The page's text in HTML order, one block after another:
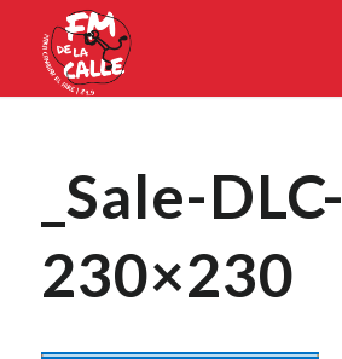
_Sale-DLC-
230×230